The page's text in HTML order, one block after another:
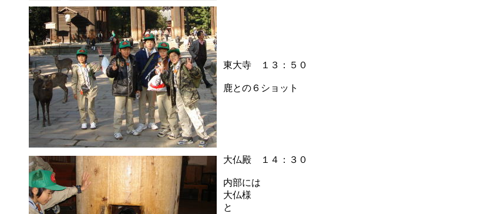
東大寺 １３：５０
鹿との６ショット
大仏殿 １４：３０
内部には
大仏様
と